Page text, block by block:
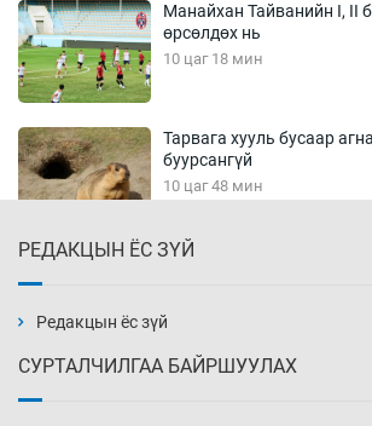
Манайхан Тайванийн I, II
өрсөлдөх нь
10 цаг 18 мин
Тарвага хууль бусаар
буурсангүй
10 цаг 48 мин
11 цаг 18 мин
РЕДАКЦЫН ЁС ЗҮЙ
Редакцын ёс зүй
СУРТАЛЧИЛГАА БАЙРШУУЛАХ